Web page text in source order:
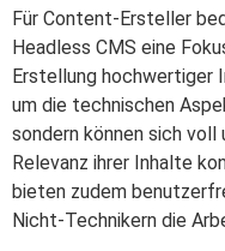
Für Content-Ersteller
Headless CMS eine
Erstellung hochwertiger
um die technischen
sondern können sich voll
Relevanz ihrer Inhalte
bieten zudem
Nicht-Technikern die